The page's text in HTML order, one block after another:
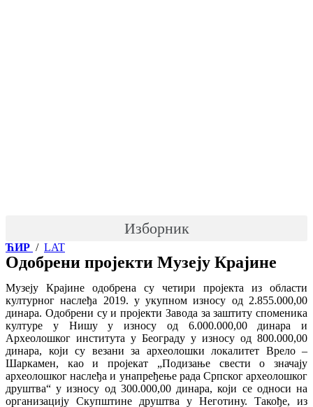
Изборник
ЋИР / LAT
Одобрени пројекти Музеју Крајине
Музеју Крајине одобрена су четири пројекта из области
културног наслеђа 2019. у укупном износу од 2.855.000,00
динара. Одобрени су и пројекти Завода за заштиту споменика
културе у Нишу у износу од 6.000.000,00 динара и
Археолошког института у Београду у износу од 800.000,00
динара, који су везани за археолошки локалитет Врело –
Шаркамен, као и пројекат „Подизање свести о значају
археолошког наслеђа и унапређење рада Српског археолошког
друштва“ у износу од 300.000,00 динара, који се односи на
организацију Скупштине друштва у Неготину. Такође, из